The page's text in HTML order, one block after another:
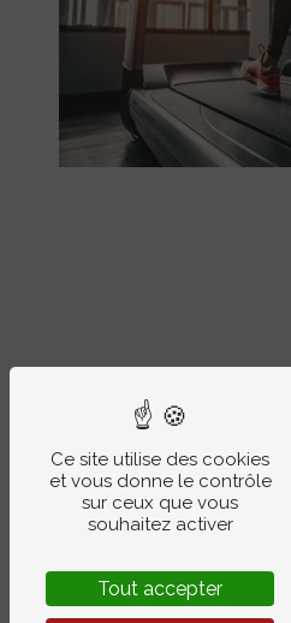
13 Rue
54000
Ce site utilise des cookies
et vous donne le contrôle
sur ceux que vous
souhaitez activer
Tout accepter